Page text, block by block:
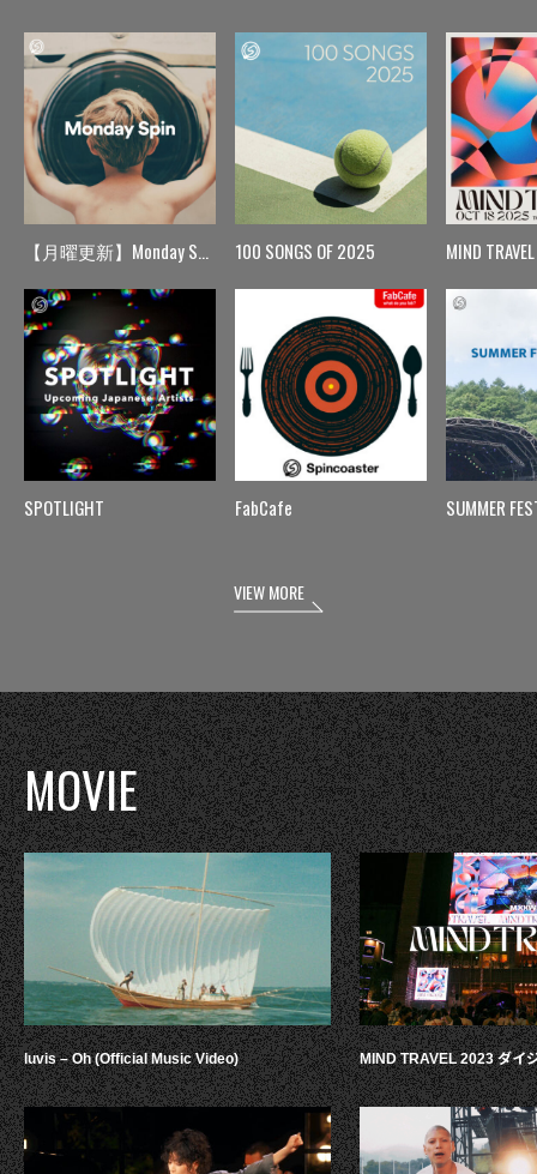
【月曜更新】Monday Spin
SPOTLIGHT
100 SONGS OF 2025
FabCafe
MIND TRAVEL
SUMMER
VIEW MORE
MOVIE
luvis – Oh (Official Music Video) MIND TRAVEL 2023 ダイ